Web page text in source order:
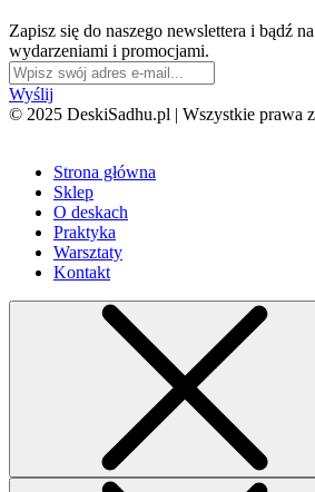
Zapisz się do naszego newslettera i bądź
wydarzeniami i promocjami.
Wyślij
© 2025 DeskiSadhu.pl | Wszystkie prawa
Strona główna
Sklep
O deskach
Praktyka
Warsztaty
Kontakt